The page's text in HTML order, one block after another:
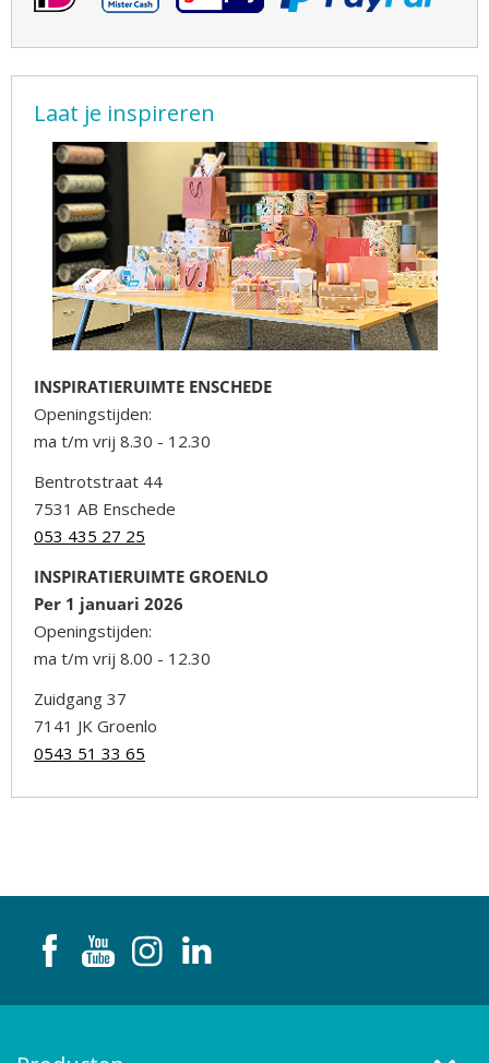
Laat je inspireren
INSPIRATIERUIMTE ENSCHEDE
Openingstijden:
ma t/m vrij 8.30 - 12.30
Bentrotstraat 44
7531 AB Enschede
053 435 27 25
INSPIRATIERUIMTE GROENLO
Per 1 januari 2026
Openingstijden:
ma t/m vrij 8.00 - 12.30
Zuidgang 37
7141 JK Groenlo
0543 51 33 65